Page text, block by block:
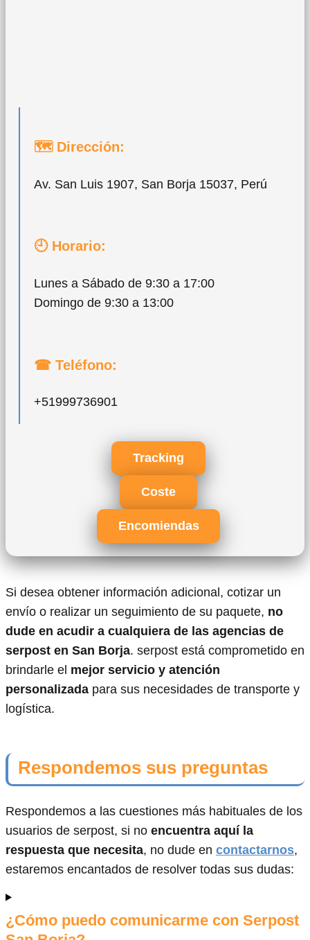
🗺 Dirección:
Av. San Luis 1907, San Borja 15037, Perú
🕘 Horario:
Lunes a Sábado de 9:30 a 17:00
Domingo de 9:30 a 13:00
☎ Teléfono:
+51999736901
Tracking
Coste
Encomiendas
Si desea obtener información adicional, cotizar un
envío o realizar un seguimiento de su paquete, no
dude en acudir a cualquiera de las agencias de
serpost en San Borja. serpost está comprometido en
brindarle el mejor servicio y atención
personalizada para sus necesidades de transporte y
logística.
Respondemos sus preguntas
Respondemos a las cuestiones más habituales de los
usuarios de serpost, si no encuentra aquí la
respuesta que necesita, no dude en contactarnos,
estaremos encantados de resolver todas sus dudas:
¿Cómo puedo comunicarme con Serpost